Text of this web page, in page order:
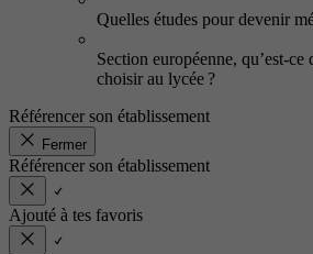
Quelles études pour devenir
Section européenne, qu’est-ce
choisir au lycée ?
Référencer son établissement
Fermer
Référencer son établissement
Ajouté à tes favoris